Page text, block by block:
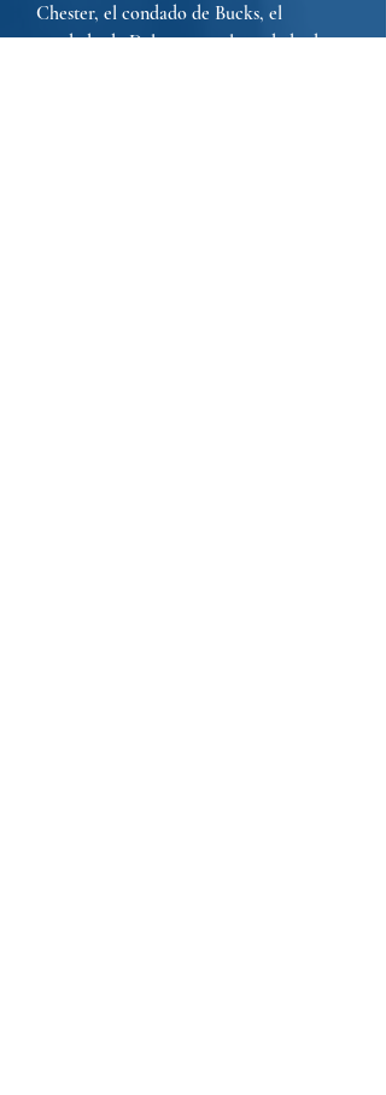
Chester, el condado de Bucks, el
condado de Delaware o el condado de